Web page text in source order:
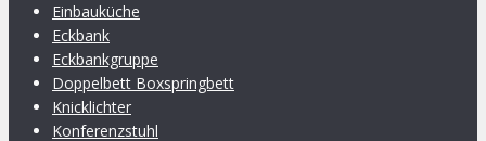
Einbauküche
Eckbank
Eckbankgruppe
Doppelbett Boxspringbett
Knicklichter
Konferenzstuhl